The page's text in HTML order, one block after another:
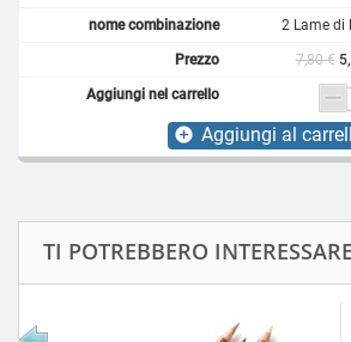
2 Lame di
7,80 €
add_circle Aggiungi al
TI POTREBBERO